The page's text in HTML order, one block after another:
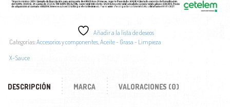
Añadir a la lista de deseos
Categorías:Accesorios y componentes, Aceite - Grasa - Limpieza
X-Sauce
DESCRIPCIÓN MARCA VALORACIONES (0)